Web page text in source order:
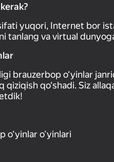
yuqori, Internet bor
tanlang va virtual
brauzerbop o‘yinlar
qiziqish qo‘shadi. Siz
o‘yinlar o'yinlari